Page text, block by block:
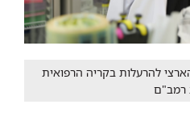
להרעלות בקריה הרפואית
רמב"ם